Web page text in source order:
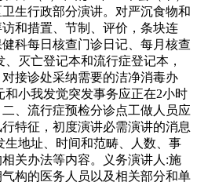
生行政部分演讲。对严沉食物和
和措置、节制、评价，条块连
科每日核查门诊日记、每月核查
灭亡登记本和流行症登记本，
接诊处采纳需要的洁净消毒办
小我发觉突发事务应正在2小时
、流行症预检分诊点工做人员应
特征，初度演讲必需演讲的消息
地址、时间和范畴、人数、事
关办法等内容。义务演讲人:施
构的医务人员以及相关部分和单